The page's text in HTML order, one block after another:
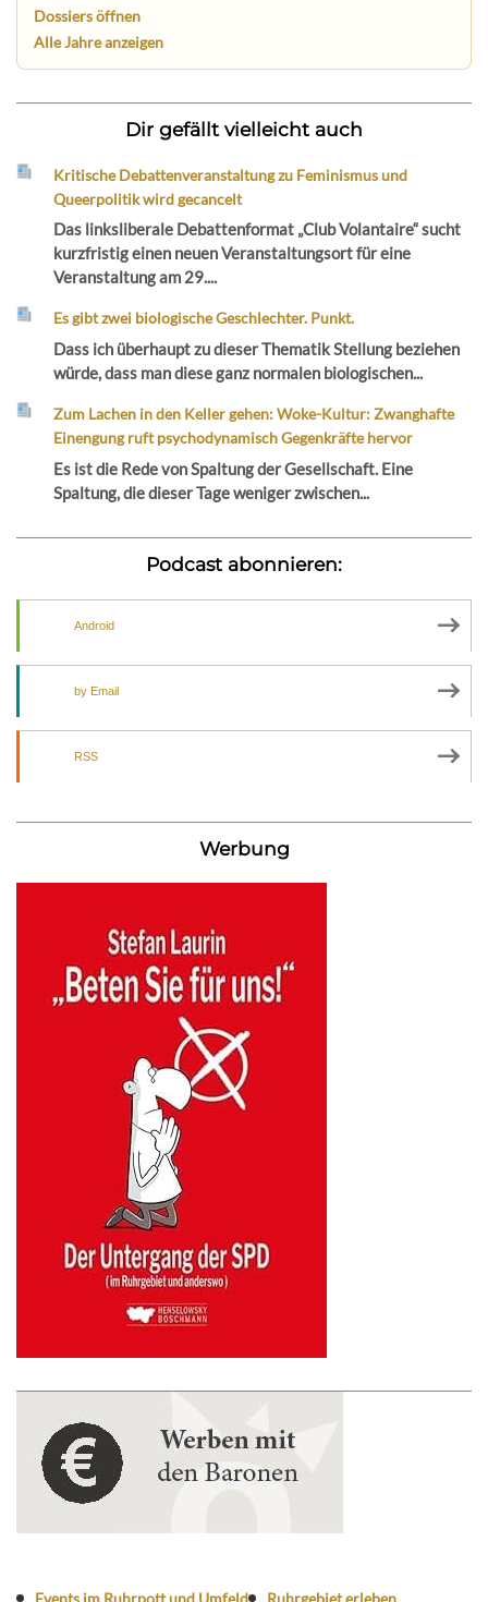
Dossiers öffnen
Alle Jahre anzeigen
Dir gefällt vielleicht auch
Kritische Debattenveranstaltung zu Feminismus und
Queerpolitik wird gecancelt
Das linksliberale Debattenformat „Club Volantaire“ sucht
kurzfristig einen neuen Veranstaltungsort für eine
Veranstaltung am 29....
Es gibt zwei biologische Geschlechter. Punkt.
Dass ich überhaupt zu dieser Thematik Stellung beziehen
würde, dass man diese ganz normalen biologischen...
Zum Lachen in den Keller gehen: Woke-Kultur: Zwanghafte
Einengung ruft psychodynamisch Gegenkräfte hervor
Es ist die Rede von Spaltung der Gesellschaft. Eine
Spaltung, die dieser Tage weniger zwischen...
Podcast abonnieren:
Android
by Email
RSS
Werbung
Events im Ruhrpott und Umfeld Ruhrgebiet erleben